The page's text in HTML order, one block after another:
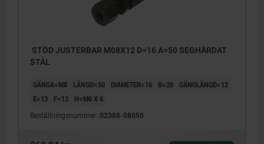
STÖD JUSTERBAR M08X12 D=16 A=50 SEGHÄRDAT
STÅL
GÄNGA=M8 LÄNGD=50 DIAMETER=16 B=20
GÄNGLÄNGD=12
E=13
F=13 H=M6 X 6
Beställningsnummer: 02388-08050